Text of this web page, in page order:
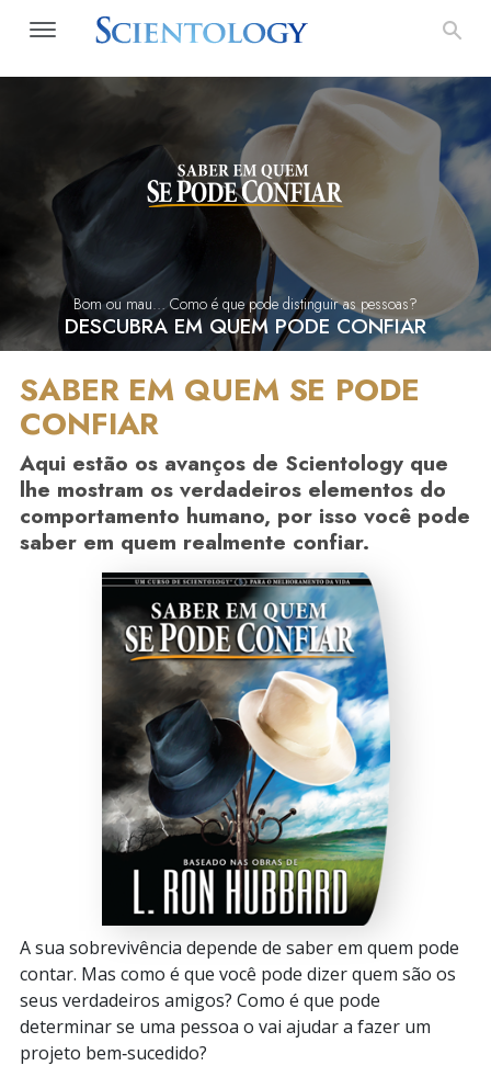
Bom ou mau… Como é que pode distinguir as pessoas?
DESCUBRA EM QUEM PODE CONFIAR
SABER EM QUEM SE PODE
CONFIAR
Aqui estão os avanços de Scientology que
lhe mostram os verdadeiros elementos do
comportamento humano, por isso você pode
saber em quem realmente confiar.
A sua sobrevivência depende de saber em quem pode
contar. Mas como é que você pode dizer quem são os
seus verdadeiros amigos? Como é que pode
determinar se uma pessoa o vai ajudar a fazer um
projeto bem‑sucedido?